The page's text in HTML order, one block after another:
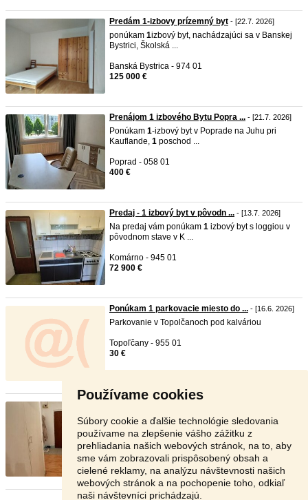
Používame cookies
Súbory cookie a ďalšie technológie sledovania
používame na zlepšenie vášho zážitku z
prehliadania našich webových stránok, na to, aby
sme vám zobrazovali prispôsobený obsah a
cielené reklamy, na analýzu návštevnosti našich
webových stránok a na pochopenie toho, odkiaľ
naši návštevníci prichádzajú.
Predám 1-izbovy prízemný byt - [22.7. 2026]
ponúkam 1izbový byt, nachádzajúci sa v Banskej
Bystrici, Školská ...
Banská Bystrica - 974 01
125 000 €
Prenájom 1 izbového Bytu Popra ... - [21.7. 2026]
Ponúkam 1-izbový byt v Poprade na Juhu pri
Kauflande, 1 poschod ...
Poprad - 058 01
400 €
Predaj - 1 izbový byt v pôvodn ... - [13.7. 2026]
Na predaj vám ponúkam 1 izbový byt s loggiou v
pôvodnom stave v K ...
Komárno - 945 01
72 900 €
Ponúkam 1 parkovacie miesto do ... - [16.6. 2026]
Parkovanie v Topolčanoch pod kalváriou
Topoľčany - 955 01
30 €
ponukam 1,5 izb.byt na dlhodoby prenajom na
sidlisku zapad. Hlad ...
Poprad - 058 01
450 €